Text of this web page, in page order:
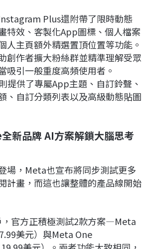
Plus還附帶了限時動態
特效、客製化App圖標、個人檔案
人主頁額外精選置頂位置等功能。
創作者擴大粉絲群並精準理解受眾
吸引一般重度高頻使用者。
提供了專屬App主題、自訂鈴聲、
、自訂分類列表以及高級動態貼圖
新品牌 AI方案解鎖大腦思考
場，Meta也宣布將同步測試更多
計畫，而這也讓整體的產品線開始
，官方正積極測試2款方案—Meta
美元）與Meta One